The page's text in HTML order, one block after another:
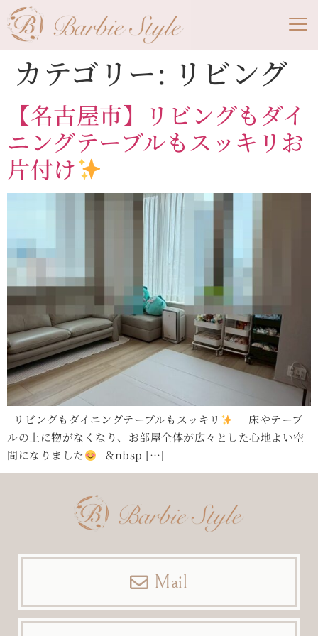
カテゴリー: リビング
【名古屋市】リビングもダイ
ニングテーブルもスッキリお
片付け
リビングもダイニングテーブルもスッキリ
床やテーブ
ルの上に物がなくなり、お部屋全体が広々とした心地よい空
間になりました
&nbsp […]
Mail